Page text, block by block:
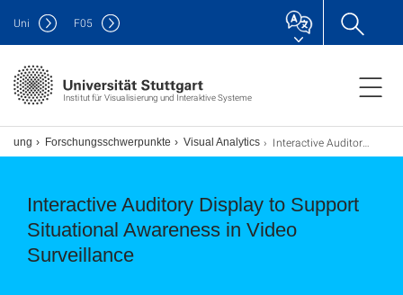
Institut für Visualisierung und Interaktive Systeme
Uni F05
Forschungsschwerpunkte Visual Analytics Interactive Auditory Display to Support Situational Awareness in Video Surveillance
Interactive Auditory Display to Support
Situational Awareness in Video
Surveillance